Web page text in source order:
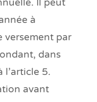
Il peut
à
versement par
dans
l’article 5.
avant